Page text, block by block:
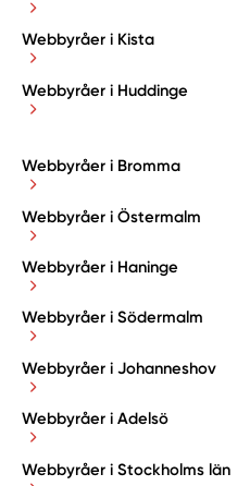
Webbyråer i Kista
Webbyråer i Huddinge
Webbyråer i Bromma
Webbyråer i Östermalm
Webbyråer i Haninge
Webbyråer i Södermalm
Webbyråer i Johanneshov
Webbyråer i Adelsö
Webbyråer i Stockholms län